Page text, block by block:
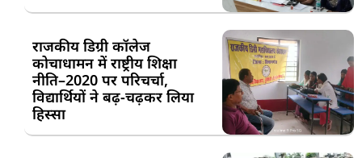
राजकीय डिग्री कॉलेज
कोचाधामन में राष्ट्रीय शिक्षा
नीति–2020 पर परिचर्चा,
विद्यार्थियों ने बढ़-चढ़कर लिया
हिस्सा